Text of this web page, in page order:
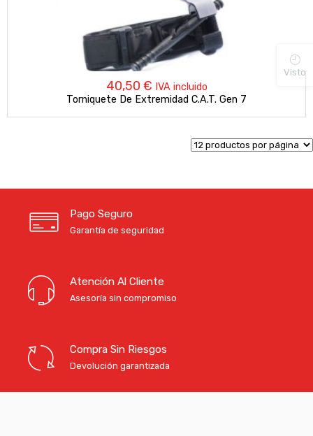
40,50 € IVA incluido
Torniquete De Extremidad C.A.T. Gen 7
Pago Seguro
Garantía de seguridad
Atención Al Cliente
Asesoría sin compromiso
Compra Sin Riesgos
Devolución garantizada
Visto